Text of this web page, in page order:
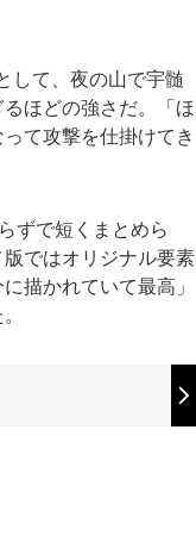
して、夜の山で宇髄
ほどの強さだ。「ほ
て攻撃を仕掛けてき
ずで短くまとめら
ではオリジナル要素
描かれていて最高」